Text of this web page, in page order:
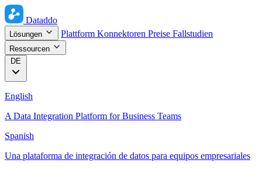
Dataddo
Lösungen Plattform Konnektoren Preise Fallstudien
Ressourcen
DE
English
A Data Integration Platform for Business Teams
Spanish
Una plataforma de integración de datos para equipos empresariales